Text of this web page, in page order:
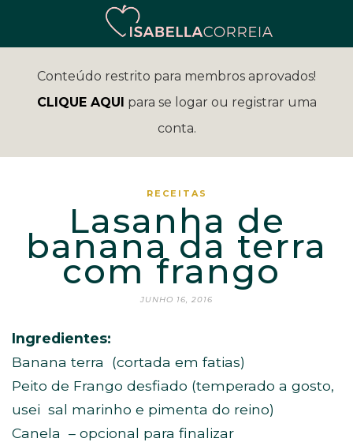
Conteúdo restrito para membros aprovados!
CLIQUE AQUI para se logar ou registrar uma
conta.
RECEITAS
Lasanha de
banana da terra
com frango
JUNHO 16, 2016
Ingredientes:
Banana terra (cortada em fatias)
Peito de Frango desfiado (temperado a gosto,
usei sal marinho e pimenta do reino)
Canela – opcional para finalizar